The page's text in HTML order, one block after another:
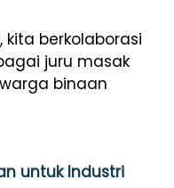
kita berkolaborasi
juru masak
binaan
untuk Industri